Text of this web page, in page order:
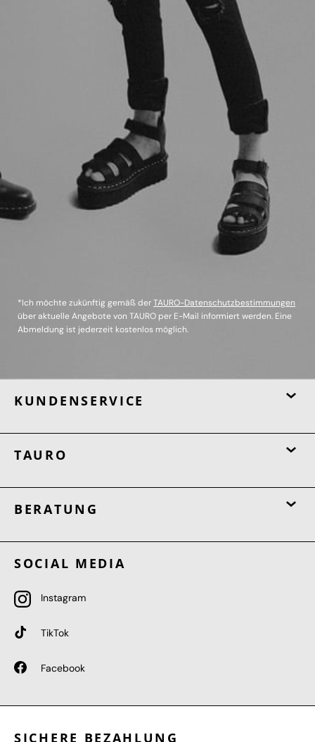
*Ich möchte zukünftig gemäß derTAURO-Datenschutzbestimmungen
über aktuelle Angebote von TAURO per E-Mail informiert werden. Eine
Abmeldung ist jederzeit kostenlos möglich.
KUNDENSERVICE
TAURO
BERATUNG
SOCIAL MEDIA
Instagram
TikTok
Facebook
SICHERE BEZAHLUNG